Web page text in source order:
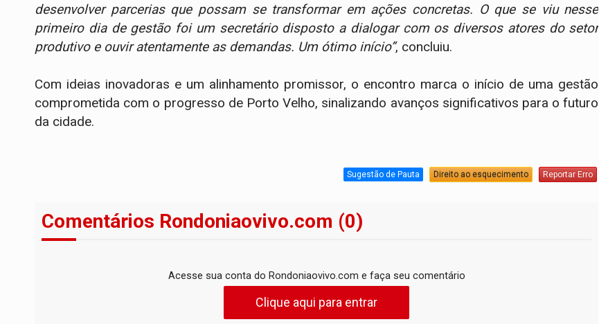
desenvolver parcerias que possam se transformar em ações concretas. O que se viu nesse
primeiro dia de gestão foi um secretário disposto a dialogar com os diversos atores do setor
produtivo e ouvir atentamente as demandas. Um ótimo início”, concluiu.
Com ideias inovadoras e um alinhamento promissor, o encontro marca o início de uma gestão
comprometida com o progresso de Porto Velho, sinalizando avanços significativos para o futuro
da cidade.
Sugestão de Pauta Direito ao esquecimento Reportar Erro
Comentários Rondoniaovivo.com (0)
Acesse sua conta do Rondoniaovivo.com e faça seu comentário
Clique aqui para entrar